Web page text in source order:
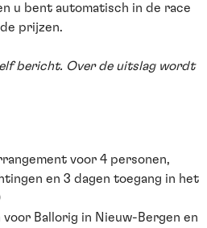
u bent automatisch in de race
prijzen.
bericht. Over de uitslag wordt
voor 4 personen,
en 3 dagen toegang in het
Ballorig in Nieuw-Bergen en